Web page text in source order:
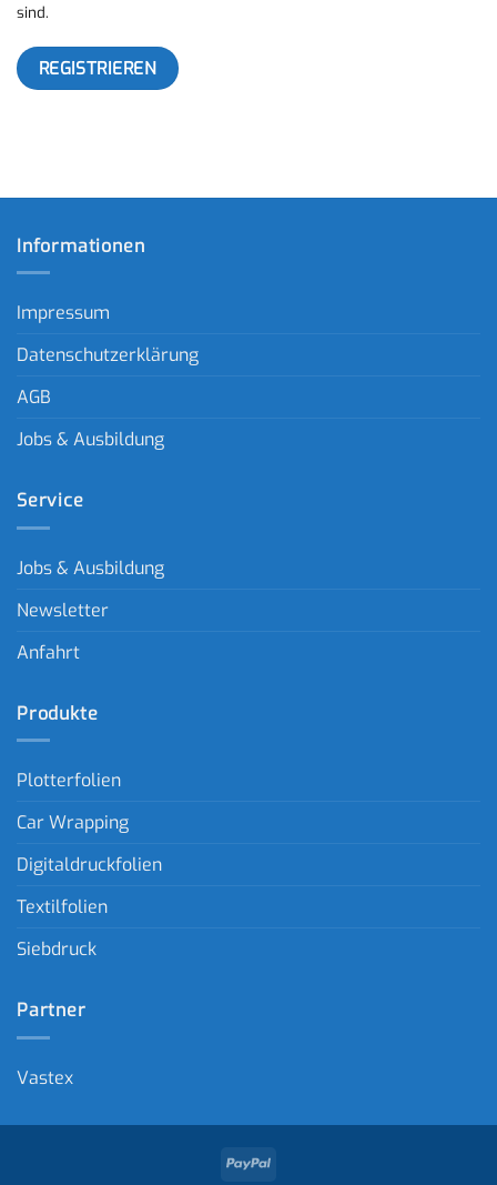
sind.
REGISTRIEREN
Informationen
Impressum
Datenschutzerklärung
AGB
Jobs & Ausbildung
Service
Jobs & Ausbildung
Newsletter
Anfahrt
Produkte
Plotterfolien
Car Wrapping
Digitaldruckfolien
Textilfolien
Siebdruck
Partner
Vastex
PayPal